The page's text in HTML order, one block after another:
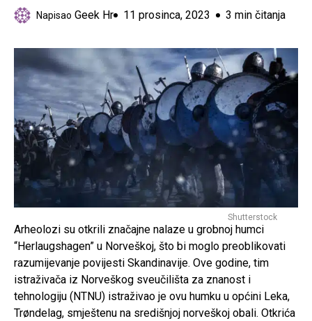
Napisao Geek Hr 11 prosinca, 2023 3 min čitanja
Shutterstock
Arheolozi su otkrili značajne nalaze u grobnoj humci
“Herlaugshagen” u Norveškoj, što bi moglo preoblikovati
razumijevanje povijesti Skandinavije. Ove godine, tim
istraživača iz Norveškog sveučilišta za znanost i
tehnologiju (NTNU) istraživao je ovu humku u općini Leka,
Trøndelag, smještenu na središnjoj norveškoj obali. Otkrića